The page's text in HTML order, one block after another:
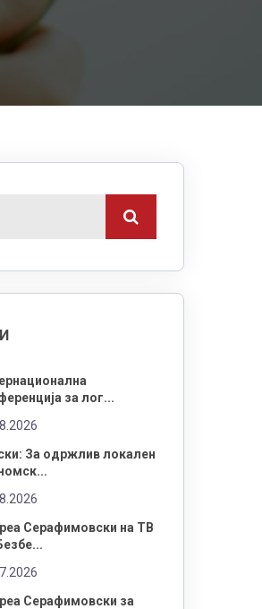
за лог...
За одржлив локален
Серафимовски на ТВ
Серафимовски за